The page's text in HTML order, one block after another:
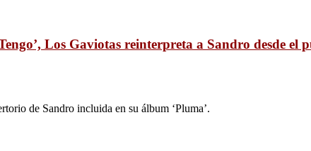
Los Gaviotas reinterpreta a Sandro desde el
de Sandro incluida en su álbum ‘Pluma’.